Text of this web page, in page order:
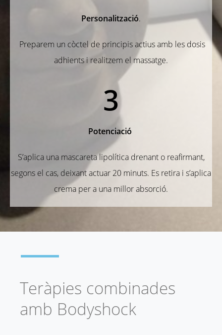
Personalització.
Preparem un còctel de principis actius amb les dosis
adhients i realitzem el massatge.
3
Potenciació
S’aplica una mascareta lipolítica drenant o reafirmant,
segons el cas, deixant actuar 20 minuts. Es retira i s’aplica
crema per a una millor absorció.
Teràpies combinades
amb Bodyshock